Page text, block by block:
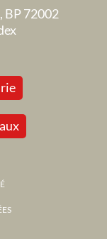
BP 72002